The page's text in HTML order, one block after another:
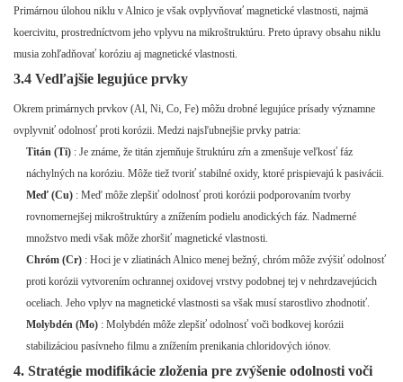
Primárnou úlohou niklu v Alnico je však ovplyvňovať magnetické vlastnosti, najmä
koercivitu, prostredníctvom jeho vplyvu na mikroštruktúru. Preto úpravy obsahu niklu
musia zohľadňovať koróziu aj magnetické vlastnosti.
3.4 Vedľajšie legujúce prvky
Okrem primárnych prvkov (Al, Ni, Co, Fe) môžu drobné legujúce prísady významne
ovplyvniť odolnosť proti korózii. Medzi najsľubnejšie prvky patria:
Titán (Ti) : Je známe, že titán zjemňuje štruktúru zŕn a zmenšuje veľkosť fáz
náchylných na koróziu. Môže tiež tvoriť stabilné oxidy, ktoré prispievajú k pasivácii.
Meď (Cu) : Meď môže zlepšiť odolnosť proti korózii podporovaním tvorby
rovnomernejšej mikroštruktúry a znížením podielu anodických fáz. Nadmerné
množstvo medi však môže zhoršiť magnetické vlastnosti.
Chróm (Cr) : Hoci je v zliatinách Alnico menej bežný, chróm môže zvýšiť odolnosť
proti korózii vytvorením ochrannej oxidovej vrstvy podobnej tej v nehrdzavejúcich
oceliach. Jeho vplyv na magnetické vlastnosti sa však musí starostlivo zhodnotiť.
Molybdén (Mo) : Molybdén môže zlepšiť odolnosť voči bodkovej korózii
stabilizáciou pasívneho filmu a znížením prenikania chloridových iónov.
4. Stratégie modifikácie zloženia pre zvýšenie odolnosti voči